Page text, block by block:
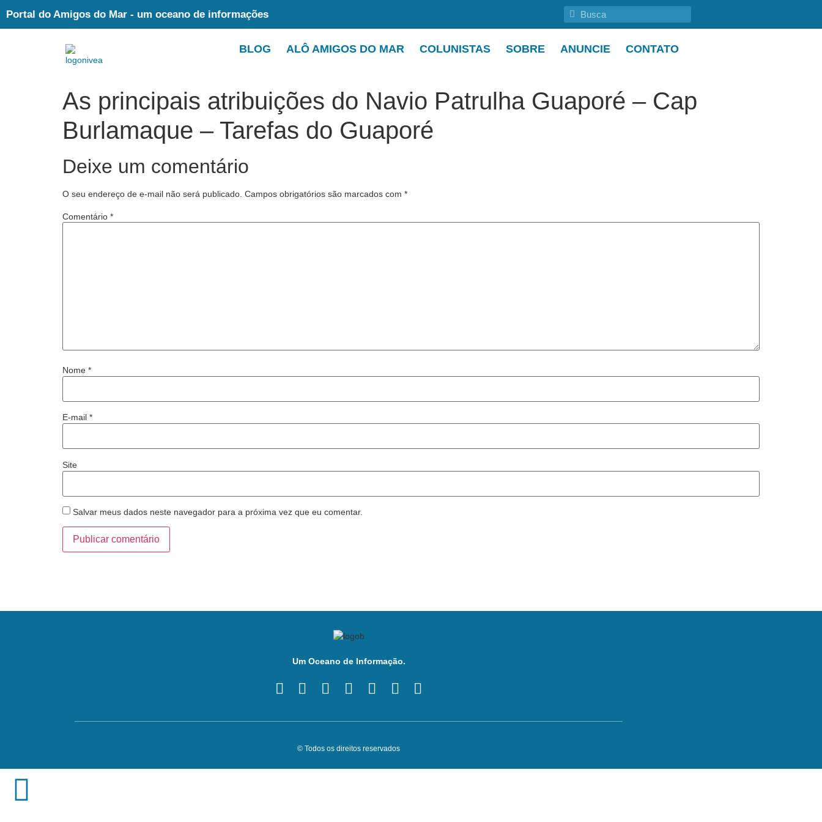
Portal do Amigos do Mar - um oceano de informações
BLOG ALÔ AMIGOS DO MAR COLUNISTAS SOBRE ANUNCIE CONTATO
As principais atribuições do Navio Patrulha Guaporé – Cap
Burlamaque – Tarefas do Guaporé
Deixe um comentário
O seu endereço de e-mail não será publicado. Campos obrigatórios são marcados com *
Comentário *
Nome *
E-mail *
Site
Salvar meus dados neste navegador para a próxima vez que eu comentar.
Um Oceano de Informação.
© Todos os direitos reservados